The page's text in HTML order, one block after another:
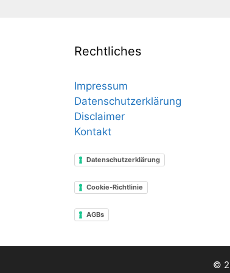
Rechtliches
Impressum
Datenschutzerklärung
Disclaimer
Kontakt
Datenschutzerklärung
Cookie-Richtlinie
AGBs
©